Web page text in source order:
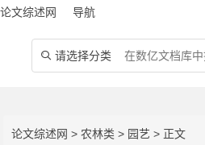
论文综述网 导航
 请选择分类
论文综述网 >农林类 > 园艺 > 正文